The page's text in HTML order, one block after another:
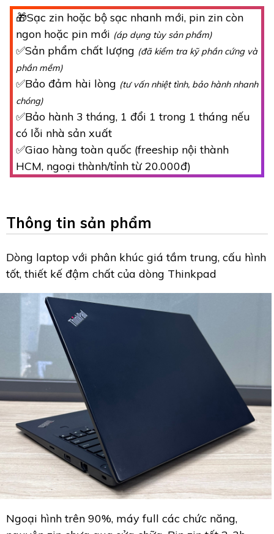
🎁Sạc zin hoặc bộ sạc nhanh mới, pin zin còn
ngon hoặc pin mới (áp dụng tùy sản phẩm)
✅Sản phẩm chất lượng (đã kiểm tra kỹ phần cứng và
phần mềm)
✅Bảo đảm hài lòng (tư vấn nhiệt tình, bảo hành nhanh
chóng)
✅Bảo hành 3 tháng, 1 đổi 1 trong 1 tháng nếu
có lỗi nhà sản xuất
✅Giao hàng toàn quốc (freeship nội thành
HCM, ngoại thành/tỉnh từ 20.000đ)
Thông tin sản phẩm
Dòng laptop với phân khúc giá tầm trung, cấu hình
tốt, thiết kế đậm chất của dòng Thinkpad
Ngoại hình trên 90%, máy full các chức năng,